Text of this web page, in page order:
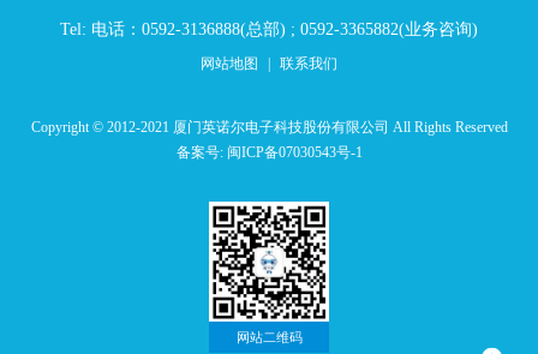
Tel: 电话：0592-3136888(总部) ; 0592-3365882(业务咨询)
网站地图 | 联系我们
Copyright © 2012-2021 厦门英诺尔电子科技股份有限公司 All Rights Reserved
备案号: 闽ICP备07030543号-1
网站二维码